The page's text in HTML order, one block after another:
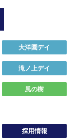
大洋園デイ
滝ノ上デイ
風の樹
採用情報